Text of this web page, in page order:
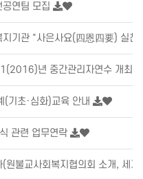
연팀 모집
기관 "사은사요(四恩四要) 실천
년 중간관리자연수 개최
초·심화)교육 안내
관련 업무연락
불교사회복지협의회 소개, 세